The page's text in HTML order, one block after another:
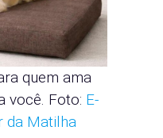
quem ama
você. Foto: E-
da Matilha